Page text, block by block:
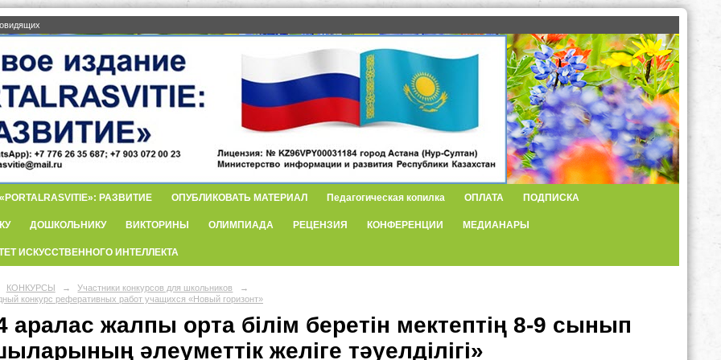
РАЗВИТИЕ ОПУБЛИКОВАТЬ МАТЕРИАЛ Педагогическая копилка ОПЛАТА ПОДПИСКА
ДОШКОЛЬНИКУ ВИКТОРИНЫ ОЛИМПИАДА РЕЦЕНЗИЯ КОНФЕРЕНЦИИ МЕДИАНАРЫ
ИСКУССТВЕННОГО ИНТЕЛЛЕКТА
КОНКУРСЫ → Участники конкурсов для школьников
→
конкурс реферативных работ учащихся «Новый горизонт»
жалпы орта білім беретін мектептің 8-9 сынып
әлеуметтік желіге тәуелділігі»